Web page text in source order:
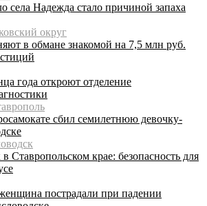
села Надежда стало причиной запаха
округ
в обмане знакомой на 7,5 млн руб.
года откроют отделение
сбил семилетнюю девочку-
Ставропольском крае: безопасность для
пострадали при падении